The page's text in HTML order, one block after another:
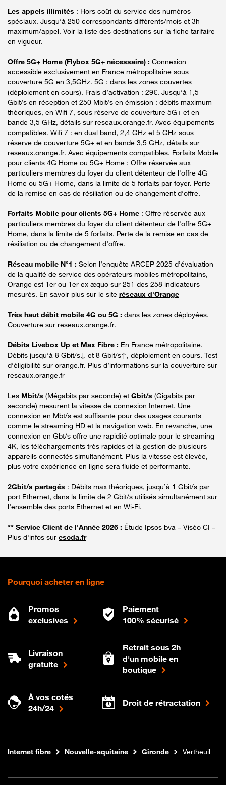
Les appels illimités : Hors coût du service des numéros
spéciaux. Jusqu’à 250 correspondants différents/mois et 3h
maximum/appel. Voir la liste des destinations sur la fiche tarifaire
en vigueur.
Offre 5G+ Home (Flybox 5G+ nécessaire) : Connexion
accessible exclusivement en France métropolitaine sous
couverture 5G en 3,5GHz. 5G : dans les zones couvertes
(déploiement en cours). Frais d’activation : 29€. Jusqu’à 1,5
Gbit/s en réception et 250 Mbit/s en émission : débits maximum
théoriques, en Wifi 7, sous réserve de couverture 5G+ et en
bande 3,5 GHz, détails sur reseaux.orange.fr. Avec équipements
compatibles. Wifi 7 : en dual band, 2,4 GHz et 5 GHz sous
réserve de couverture 5G+ et en bande 3,5 GHz, détails sur
reseaux.orange.fr. Avec équipements compatibles. Forfaits Mobile
pour clients 4G Home ou 5G+ Home : Offre réservée aux
particuliers membres du foyer du client détenteur de l'offre 4G
Home ou 5G+ Home, dans la limite de 5 forfaits par foyer. Perte
de la remise en cas de résiliation ou de changement d’offre.
Forfaits Mobile pour clients 5G+ Home : Offre réservée aux
particuliers membres du foyer du client détenteur de l'offre 5G+
Home, dans la limite de 5 forfaits. Perte de la remise en cas de
résiliation ou de changement d’offre.
Réseau mobile N°1 : Selon l’enquête ARCEP 2025 d’évaluation
de la qualité de service des opérateurs mobiles métropolitains,
Orange est 1er ou 1er ex æquo sur 251 des 258 indicateurs
mesurés. En savoir plus sur le site réseaux d'Orange
Très haut débit mobile 4G ou 5G : dans les zones déployées.
Couverture sur reseaux.orange.fr.
Débits Livebox Up et Max Fibre : En France métropolitaine.
Débits jusqu’à 8 Gbit/s↓ et 8 Gbit/s↑, déploiement en cours. Test
d’éligibilité sur orange.fr. Plus d’informations sur la couverture sur
reseaux.orange.fr
Les Mbit/s (Mégabits par seconde) et Gbit/s (Gigabits par
seconde) mesurent la vitesse de connexion Internet. Une
connexion en Mbt/s est suffisante pour des usages courants
comme le streaming HD et la navigation web. En revanche, une
connexion en Gbt/s offre une rapidité optimale pour le streaming
4K, les téléchargements très rapides et la gestion de plusieurs
appareils connectés simultanément. Plus la vitesse est élevée,
plus votre expérience en ligne sera fluide et performante.
2Gbit/s partagés : Débits max théoriques, jusqu’à 1 Gbit/s par
port Ethernet, dans la limite de 2 Gbit/s utilisés simultanément sur
l’ensemble des ports Ethernet et en Wi-Fi.
** Service Client de l'Année 2026 : Étude Ipsos bva – Viséo CI –
Plus d'infos sur escda.fr
Pourquoi acheter en ligne
Promos
exclusives
Paiement
100% sécurisé
Livraison
gratuite
Retrait sous 2h
d'un mobile en
boutique
À vos cotés
24h/24
Droit de rétractation
Boutique Orange
Internet fibre Nouvelle-aquitaine Gironde Vertheuil